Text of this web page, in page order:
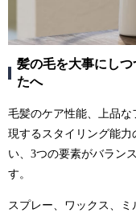
髪の毛を大事にし
たへ
毛髪のケア性能、上品
現するスタイリング能
い、3つの要素がバラン
す。
スプレー、ワックス、